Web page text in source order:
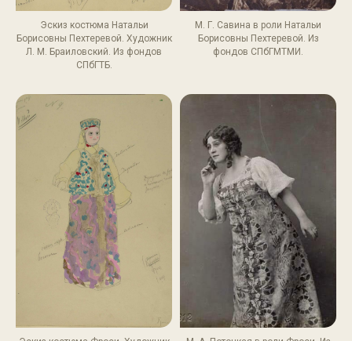
Эскиз костюма Натальи
Борисовны Пехтеревой. Художник
Л. М. Браиловский. Из фондов
СПбГТБ.
М. Г. Савина в роли Натальи
Борисовны Пехтеревой. Из
фондов СПбГМТМИ.